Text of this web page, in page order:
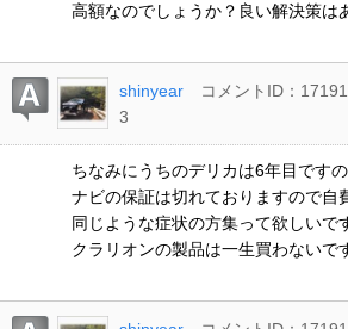
高額なのでしょうか？良い解決策は
shinyear コメントID：
3
ちなみにうちのデリカは6年目です
ナビの保証は切れておりますので自
同じような症状の方集って欲しいで
クラリオンの製品は一生買わないで